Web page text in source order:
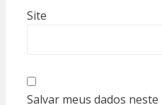
Site
Salvar meus dados